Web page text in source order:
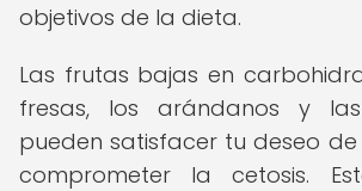
objetivos de la dieta.
Las frutas bajas en
fresas, los arándanos y
pueden satisfacer tu deseo
comprometer la cetosis.